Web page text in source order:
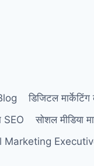
डिजिटल मार्केटिंग
SEO
सोशल मीडिया
Marketing